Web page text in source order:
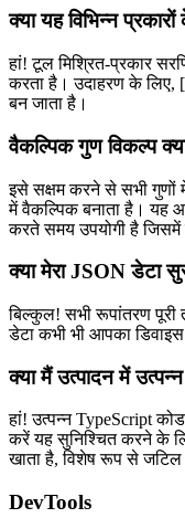
क्या यह विभिन्न
हां! टूल मिश्रित-प्रकार
करता है। उदाहरण के लिए,
बन जाता है।
वैकल्पिक गुण विकल्प
इसे सक्षम करने से सभी गुणों
में वैकल्पिक बनाता है। यह
करते समय उपयोगी है जिसमें
क्या मेरा JSON डेटा
बिल्कुल! सभी रूपांतरण
डेटा कभी भी आपका डिवाइस
क्या मैं उत्पादन में
हां! उत्पन्न TypeScript
करें यह सुनिश्चित करने के
खाता है, विशेष रूप से
DevTools